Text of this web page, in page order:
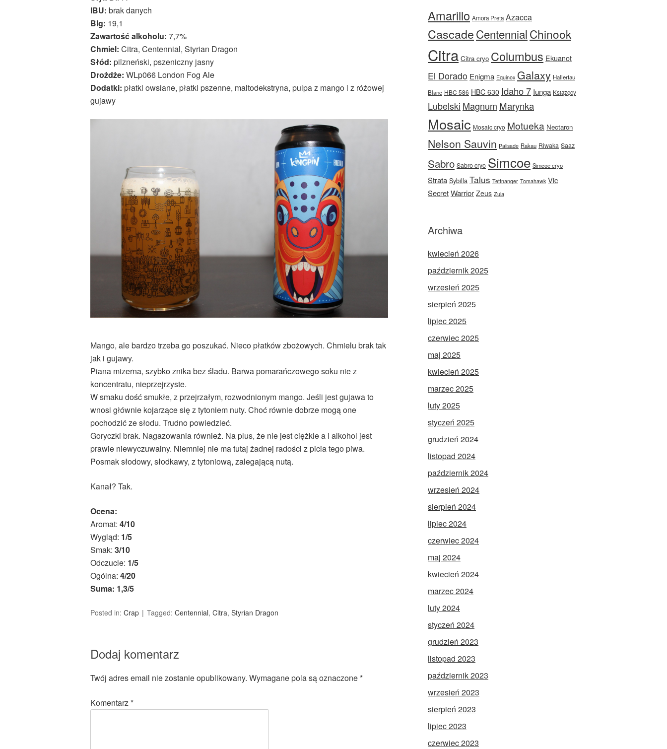
IBU: brak danych
Blg: 19,1
Zawartość alkoholu: 7,7%
Chmiel: Citra, Centennial, Styrian Dragon
Słód: pilzneński, pszeniczny jasny
Drożdże: WLp066 London Fog Ale
Dodatki: płatki owsiane, płatki pszenne, maltodekstryna, pulpa z mango i z różowej
gujawy
Mango, ale bardzo trzeba go poszukać. Nieco płatków zbożowych. Chmielu brak tak
jak i gujawy.
Piana mizerna, szybko znika bez śladu. Barwa pomarańczowego soku nie z
koncentratu, nieprzejrzyste.
W smaku dość smukłe, z przejrzałym, rozwodnionym mango. Jeśli jest gujawa to
wnosi głównie kojarzące się z tytoniem nuty. Choć równie dobrze mogą one
pochodzić ze słodu. Trudno powiedzieć.
Goryczki brak. Nagazowania również. Na plus, że nie jest ciężkie a i alkohol jest
prawie niewyczuwalny. Niemniej nie ma tutaj żadnej radości z picia tego piwa.
Posmak słodowy, słodkawy, z tytoniową, zalegającą nutą.
Kanał? Tak.
Ocena:
Aromat: 4/10
Wygląd: 1/5
Smak: 3/10
Odczucie: 1/5
Ogólna: 4/20
Suma: 1,3/5
Posted in: Crap Tagged: Centennial, Citra, Styrian Dragon
Dodaj komentarz
Twój adres email nie zostanie opublikowany. Wymagane pola są oznaczone*
Komentarz*
Amarillo Amora Preta Azacca
CascadeCentennialChinook
Citra Citra cryo Columbus Ekuanot
El Dorado Enigma Equinox Galaxy Hallertau
Blanc HBC 586 HBC 630 Idaho 7 Iunga Książęcy
Lubelski Magnum Marynka
Mosaic Mosaic cryo Motueka Nectaron
Nelson Sauvin Palisade Rakau Riwaka Saaz
Sabro Sabro cryo Simcoe Simcoe cryo
Strata Sybilla Talus Tettnanger Tomahawk Vic
SecretWarrior Zeus Zula
Archiwa
kwiecień 2026
październik 2025
wrzesień 2025
sierpień 2025
lipiec 2025
czerwiec 2025
maj 2025
kwiecień 2025
marzec 2025
luty 2025
styczeń 2025
grudzień 2024
listopad 2024
październik 2024
wrzesień 2024
sierpień 2024
lipiec 2024
czerwiec 2024
maj 2024
kwiecień 2024
marzec 2024
luty 2024
styczeń 2024
grudzień 2023
listopad 2023
październik 2023
wrzesień 2023
sierpień 2023
lipiec 2023
czerwiec 2023